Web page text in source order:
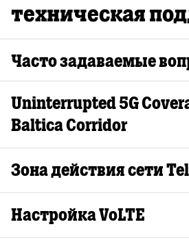
техническая
Часто задаваемые
Uninterrupted 5G
Baltica Corridor
Зона действия сети
Настройка VoLTE